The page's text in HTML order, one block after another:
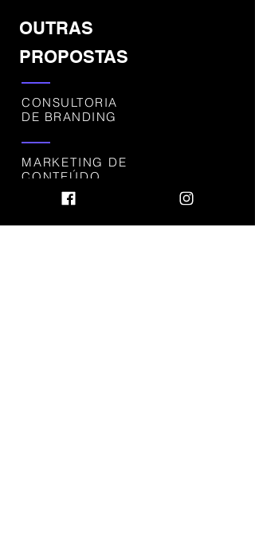
OUTRAS
PROPOSTAS
CONSULTORIA
DE BRANDING
MARKETING DE
CONTEÚDO
ESTRATÉGIAS